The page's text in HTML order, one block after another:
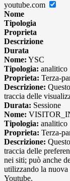
youtube.com
Nome
Tipologia
Proprieta
Descrizione
Durata
Nome: YSC
Tipologia: analitico
Proprieta: Terza-
Descrizione:
traccia delle
Durata: Sessione
Nome:
Tipologia: analitico
Proprieta: Terza-
Descrizione:
traccia delle
nei siti; può anche
utilizzando la
Youtube.